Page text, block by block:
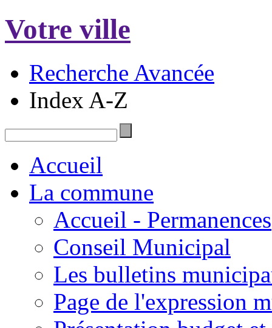
Votre ville
Recherche Avancée
Index A-Z
Accueil
La commune
Accueil - Permanences
Conseil Municipal
Les bulletins
Page de l'expression